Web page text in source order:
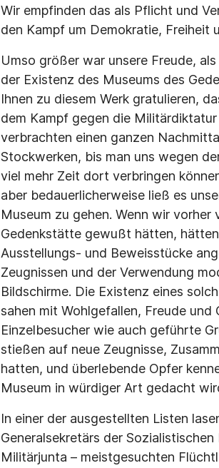
Wir empfinden das als Pflicht und
den Kampf um Demokratie, Freiheit
Umso größer war unsere Freude,
der Existenz des Museums des
Ihnen zu diesem Werk gratulieren,
dem Kampf gegen die
verbrachten einen ganzen
Stockwerken, bis man uns wegen
viel mehr Zeit dort verbringen
aber bedauerlicherweise ließ es
Museum zu gehen. Wenn wir
Gedenkstätte gewußt hätten,
Ausstellungs- und Beweisstücke
Zeugnissen und der Verwendung
Bildschirme. Die Existenz eines
sahen mit Wohlgefallen, Freude
Einzelbesucher wie auch geführte
stießen auf neue Zeugnisse,
hatten, und überlebende Opfer
Museum in würdiger Art gedacht
In einer der ausgestellten Listen
Generalsekretärs der
Militärjunta – meistgesuchten